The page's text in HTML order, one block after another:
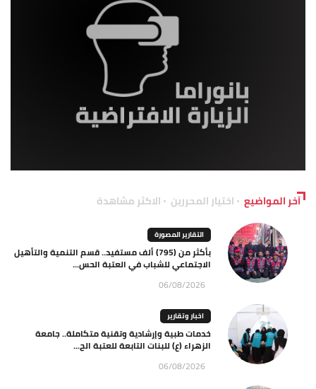
آخر المواضيع اختيار المحررين الاكثر مشاهدة
التقارير المصورة
بأكثر من (795) ألف مستفيد.. قسم التنمية والتأهيل
الاجتماعي للشباب في العتبة الحس...
06/08/2026
اخبار وتقارير
خدمات طبية وإرشادية وتقنية متكاملة.. جامعة
الزهراء (ع) للبنات التابعة للعتبة الح...
06/08/2026